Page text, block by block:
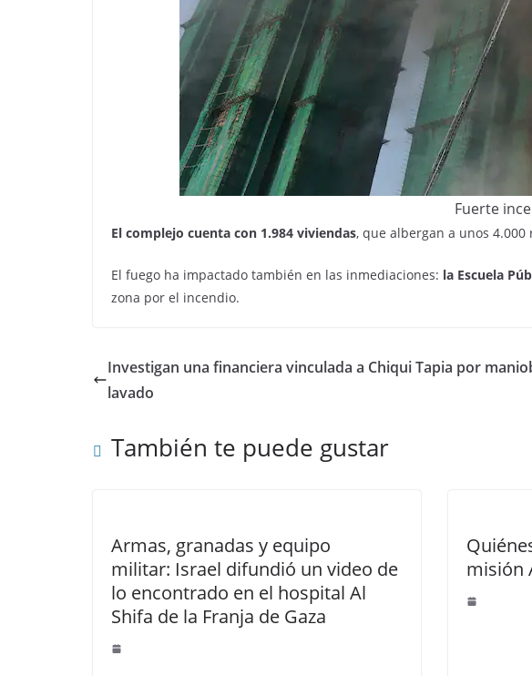
Fuerte
El complejo cuenta con 1.984 viviendas, que albergan a unos 4.000
El fuego ha impactado también en las inmediaciones: la Escuela
zona por el incendio.
Investigan una financiera vinculada a Chiqui Tapia por
lavado
También te puede gustar
Armas, granadas y equipo
militar: Israel difundió un video de
lo encontrado en el hospital Al
Shifa de la Franja de Gaza
misión